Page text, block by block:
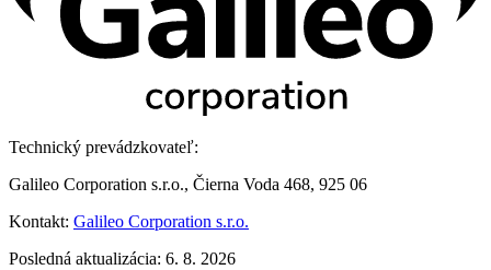
Technický prevádzkovateľ:
Galileo Corporation s.r.o., Čierna Voda 468, 925 06
Kontakt: Galileo Corporation s.r.o.
Posledná aktualizácia: 6. 8. 2026